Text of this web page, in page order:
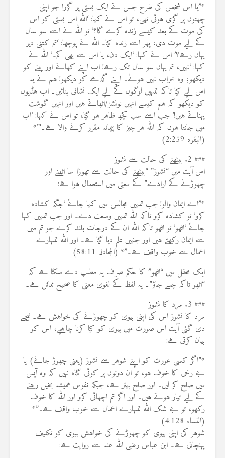
*”یا اس شخص کی طرح جس نے ایک بستی پر گزرا جو اپنی
چھتوں پر گری ہوئی تھی، تو اس نے کہا: ‘اللہ اس بستی کو اس
کی موت کے بعد کیسے زندہ کرے گا؟’ تو اللہ نے اسے سو سال
کے لیے موت دی، پھر اسے زندہ کیا۔ اللہ نے پوچھا: ‘تم کتنی دیر
یہاں رہے؟’ اس نے کہا: ‘ایک دن، یا اس سے بھی کم۔’ اللہ نے
کہا: ‘نہیں، تم یہاں سو سال تک رہے! اب اپنے کھانے اور پینے کو
دیکھو؛ وہ خراب نہیں ہوئے۔ اپنے گدھے کو دیکھو! ہم نے یہ
اس لیے کیا تاکہ تمہیں لوگوں کے لیے ایک نشانی بنائیں۔ اب ہڈیوں
کو دیکھو کہ ہم کیسے انہیں نونشز/اٹھاتے ہیں اور انہیں گوشت
پہناتے ہیں!’ جب اسے سب کچھ ظاہر ہو گیا، تو اس نے کہا: ‘اب
میں جانتا ہوں کہ اللہ ہر چیز کا پیمانہ مقرر کرنے والا ہے۔'”*
(البقرہ 2:259)
### 2. بیٹھنے کی حالت سے نشوز
اس آیت میں “نشوز” “بیٹھنے کی حالت سے تھوڑا سا اٹھنے اور
چھوڑنے کے ارادے” کے معنی میں استعمال ہوا ہے:
*”اے ایمان والو! جب تمہیں مجالس میں کہا جائے ‘جگہ کشادہ
کرو’ تو کشادہ کرو تاکہ اللہ تمہیں وسعت دے۔ اور جب تمہیں کہا
جائے ‘اٹھو’ تو اٹھو تاکہ اللہ ان کے درجات بلند کرے جو تم میں
سے ایمان رکھتے ہیں اور جنہیں علم دیا گیا ہے۔ اور اللہ تمہارے
اعمال سے خوب واقف ہے۔”* (المجادلہ 58:11)
ایک محفل میں “اٹھو” کا حکم صرف یہ مطلب دے سکتا ہے کہ
“اٹھو تاکہ چلے جاؤ”۔ یہ لفظ کے لغوی معنی کا صحیح مماثل ہے۔
### 3. مرد کا نشوز
مرد کا نشوز اس کی اپنی بیوی کو چھوڑنے کی خواہش ہے۔ نیچے
دی گئی آیت اس صورت میں بیوی کو کیا کرنا چاہیے، اس کو
بیان کرتی ہے:
*”اگر کسی عورت کو اپنے شوہر سے نشوز (یعنی چھوڑ جانے) یا
بے رخی کا خوف ہو، تو ان دونوں پر کوئی گناہ نہیں کہ وہ آپس
میں صلح کر لیں۔ اور صلح بہتر ہے، جبکہ نفوس ہمیشہ بخیل رہنے
کے لیے تیار ہوتے ہیں۔ اور اگر تم اچھائی کرو اور اللہ کا خوف
رکھو، تو بے شک اللہ تمہارے اعمال سے خوب واقف ہے۔”*
(النساء 4:128)
شوہر کی اپنی بیوی کو چھوڑنے کی خواہش بیوی کو تکلیف
پہنچاتی ہے۔ ابن عباس رضی اللہ عنہ سے روایت ہے: